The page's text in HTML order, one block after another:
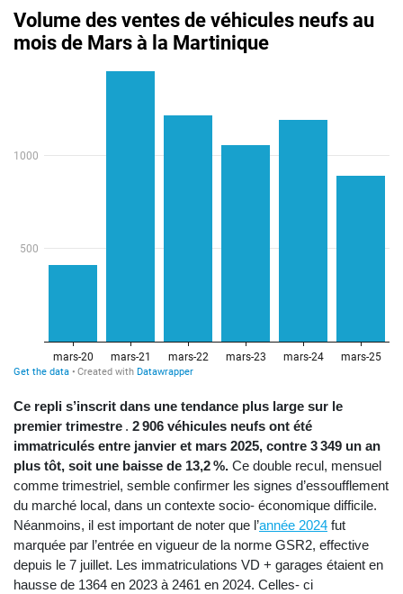
Ce repli s’inscrit dans une tendance plus large sur le
premier trimestre . 2 906 véhicules neufs ont été
immatriculés entre janvier et mars 2025, contre 3 349 un an
plus tôt, soit une baisse de 13,2 %. Ce double recul, mensuel
comme trimestriel, semble confirmer les signes d’essoufflement
du marché local, dans un contexte socio- économique difficile.
Néanmoins, il est important de noter que l’année 2024 fut
marquée par l’entrée en vigueur de la norme GSR2, effective
depuis le 7 juillet. Les immatriculations VD + garages étaient en
hausse de 1364 en 2023 à 2461 en 2024. Celles- ci